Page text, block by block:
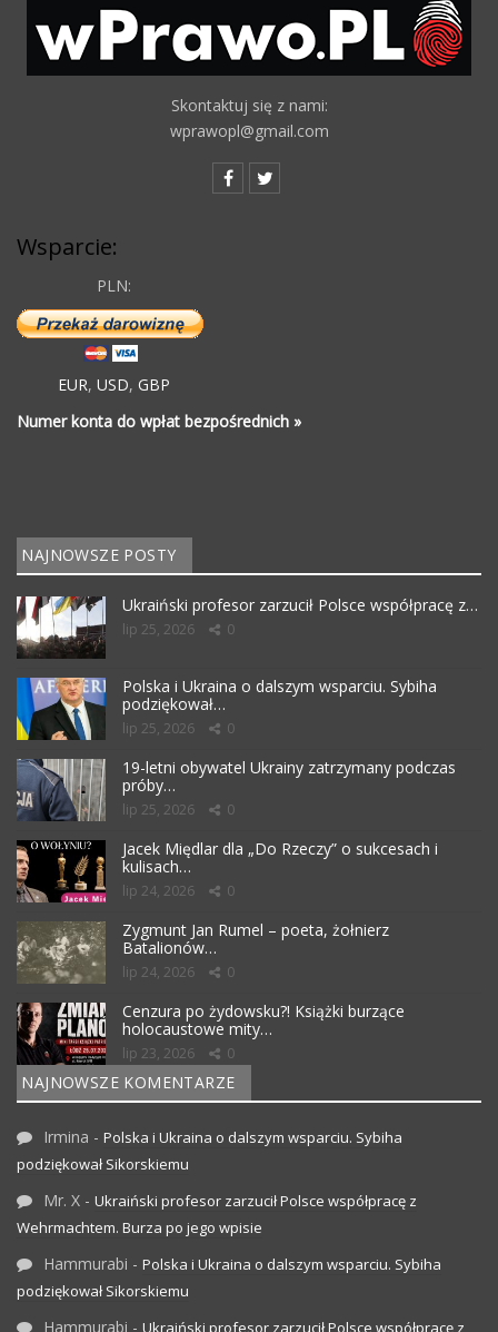
Skontaktuj się z nami:
wprawopl@gmail.com
Wsparcie:
PLN:
EUR, USD, GBP
Numer konta do wpłat bezpośrednich »
NAJNOWSZE POSTY
Ukraiński profesor zarzucił Polsce współpracę z…
lip 25, 2026 0
Polska i Ukraina o dalszym wsparciu. Sybiha
podziękował…
lip 25, 2026 0
19-letni obywatel Ukrainy zatrzymany podczas
próby…
lip 25, 2026 0
Jacek Międlar dla „Do Rzeczy” o sukcesach i
kulisach…
lip 24, 2026 0
Zygmunt Jan Rumel – poeta, żołnierz
Batalionów…
lip 24, 2026 0
Cenzura po żydowsku?! Książki burzące
holocaustowe mity…
lip 23, 2026 0
NAJNOWSZE KOMENTARZE
Irmina - Polska i Ukraina o dalszym wsparciu. Sybiha
podziękował Sikorskiemu
Mr. X - Ukraiński profesor zarzucił Polsce współpracę z
Wehrmachtem. Burza po jego wpisie
Hammurabi - Polska i Ukraina o dalszym wsparciu. Sybiha
podziękował Sikorskiemu
Hammurabi - Ukraiński profesor zarzucił Polsce współpracę z